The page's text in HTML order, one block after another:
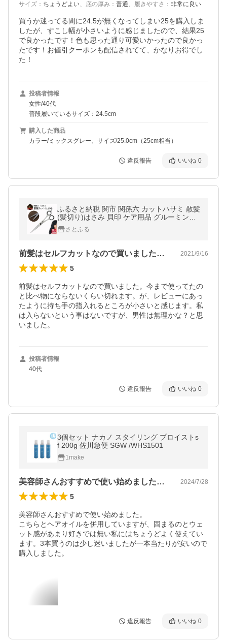
サイズ ： ちょうどよい、 底の厚み ： 普通、 履きやすさ ： 非常に良い
買うか迷ってる間に24.5が無くなってしまい25を購入しま
したが、すこし幅が小さいように感じましたので、結果25
で良かったです！色も思った通り可愛いかったので良かっ
たです！お値引クーポンも配信されてて、かなりお得でし
た！
投稿者情報
女性/40代
普段履いているサイズ：24.5cm
購入した商品
カラー/ミックスグレー、サイズ/25.0cm（25cm相当）
違反報告 いいね 0
ふるさと納税 関市 関孫六 カットハサミ 散髪
(髪切り)はさみ 貝印 ケア用品 グルーミング
用品 カットバサミ岐阜県関市
さとふる
前髪はセルフカットなので買いました。今… 2021/9/16
5
前髪はセルフカットなので買いました。今まで使ってたの
と比べ物にならないくらい切れます。が、レビューにあっ
たように持ち手の指入れるところが小さいと感じます。私
は入らないという事はないですが、男性は無理かな？と思
いました。
投稿者情報
40代
違反報告 いいね 0
3個セット ナカノ スタイリング プロイストs
f 200g 佐川急便 SGW /WHS1501
1make
美容師さんおすすめで使い始めました。こ… 2024/7/28
5
美容師さんおすすめで使い始めました。
こちらとヘアオイルを併用していますが、固まるのとウェ
ット感があまり好きでは無い私にはちょうどよく使えてい
ます。3本買うのは少し迷いましたが一本当たりが安いので
購入しました。
違反報告 いいね 0